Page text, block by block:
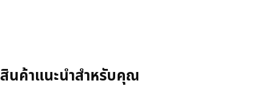
สินค้าแนะนำสำหรับคุณ